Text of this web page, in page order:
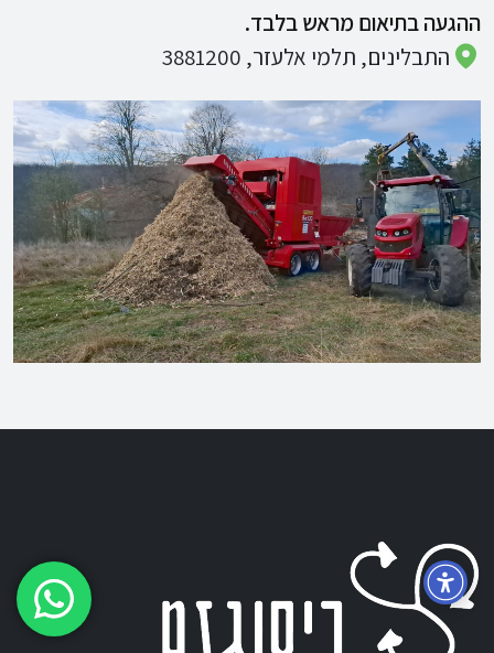
ההגעה בתיאום מראש בלבד.
התבלינים, תלמי אלעזר, 3881200